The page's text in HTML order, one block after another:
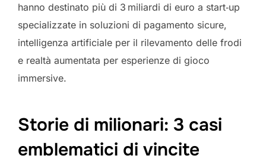
hanno destinato più di 3 miliardi di euro a start‑up
specializzate in soluzioni di pagamento sicure,
intelligenza artificiale per il rilevamento delle frodi
e realtà aumentata per esperienze di gioco
immersive.
Storie di milionari: 3 casi
emblematici di vincite